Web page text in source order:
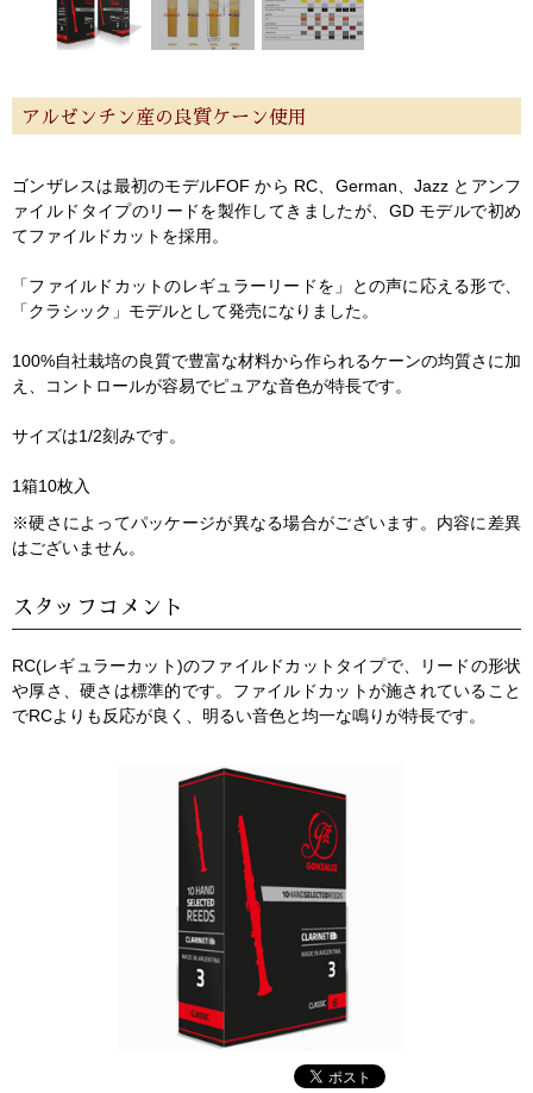
アルゼンチン産の良質ケーン使用
ゴンザレスは最初のモデルFOF から RC、German、Jazz とアンフ
ァイルドタイプのリードを製作してきましたが、GD モデルで初め
てファイルドカットを採用。
「ファイルドカットのレギュラーリードを」との声に応える形で、
「クラシック」モデルとして発売になりました。
100%自社栽培の良質で豊富な材料から作られるケーンの均質さに加
え、コントロールが容易でピュアな音色が特長です。
サイズは1/2刻みです。
1箱10枚入
※硬さによってパッケージが異なる場合がございます。内容に差異
はございません。
スタッフコメント
RC(レギュラーカット)のファイルドカットタイプで、リードの形状
や厚さ、硬さは標準的です。ファイルドカットが施されていること
でRCよりも反応が良く、明るい音色と均一な鳴りが特長です。